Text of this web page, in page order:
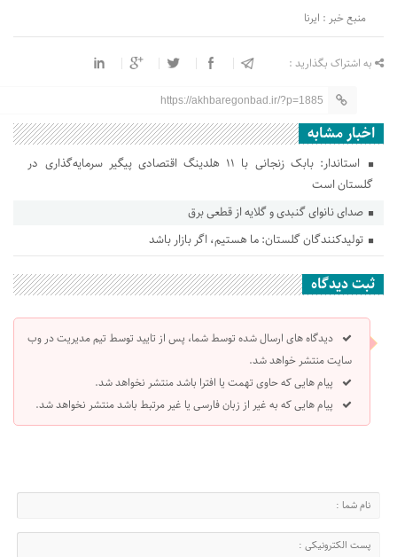
منبع خبر : ایرنا
به اشتراک بگذارید :
https://akhbaregonbad.ir/?p=1885
اخبار مشابه
استاندار: بابک زنجانی با ۱۱ هلدینگ اقتصادی پیگیر سرمایه‌گذاری در
گلستان است
صدای نانوای گنبدی و گلایه از قطعی برق
تولیدکنندگان گلستان: ما هستیم، اگر بازار باشد
ثبت دیدگاه
دیدگاه های ارسال شده توسط شما، پس از تایید توسط تیم مدیریت در وب
سایت منتشر خواهد شد.
پیام هایی که حاوی تهمت یا افترا باشد منتشر نخواهد شد.
پیام هایی که به غیر از زبان فارسی یا غیر مرتبط باشد منتشر نخواهد شد.